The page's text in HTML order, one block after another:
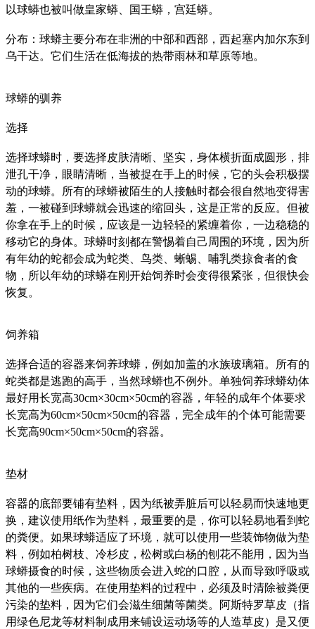
以球蟒也被叫做皇家蟒、国王蟒，宫廷蟒。
分布：球蟒主要分布在非洲的中部和西部，西起塞内加尔东到
乌干达。它们生活在低海拔的热带雨林和草原等地。
球蟒的驯养
选择
选择球蟒时，要选择皮肤清晰、坚实，身体横折面成圆形，排
泄孔干净，眼睛清晰，当被捉在手上的时候，它的头会积极摆
动的球蟒。所有的球蟒被陌生的人接触时都会很自然地变得害
羞，一被碰到球蟒就会迅速的缩回头，这是正常的反应。但被
你拿在手上的时候，应该是一边轻轻的紧缠着你，一边稳稳的
移动它的身体。球蟒时刻都在警惕着自己周围的环境，因为所
有年幼的蛇都会成为蛇类、鸟类、蜥蜴、哺乳类掠食者的食
物，所以年幼的球蟒在刚开始饲养时会变得很紧张，但很快会
恢复。
饲养箱
选择合适的容器来饲养球蟒，例如加盖的水族玻璃箱。所有的
蛇类都是逃跑的高手，当然球蟒也不例外。单独饲养球蟒幼体
最好用长宽高30cm×30cm×50cm的容器，年轻的成年个体要求
长宽高为60cm×50cm×50cm的容器，完全成年的个体可能需要
长宽高90cm×50cm×50cm的容器。
垫材
容器的底部要铺有垫料，因为纸被弄脏后可以轻易而快速地更
换，建议使用纸作为垫料，最重要的是，你可以轻易地看到蛇
的粪便。如果球蟒适应了环境，就可以使用一些装饰物做为垫
料，例如柏树枝、冷杉皮，松树或白杨的刨花不能用，因为当
球蟒摄食的时候，这些物质会进入蛇的口腔，从而导致呼吸或
其他的一些疾病。在使用垫料的过程中，必须及时清除被粪便
污染的垫料，因为它们会滋生细菌等菌类。阿斯特罗草皮（指
用绿色尼龙等材料制成用来铺设运动场等的人造草皮）是又便